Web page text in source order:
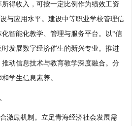
得收入，可按一定比例作为绩效工资
与应用水平。建设中等职业学校管理信
智能化教学、管理与服务平台。以“信
发展数字经济催生的新兴专业。推进
动信息技术与教育教学深度融合。分
学生信息素养。
励机制。立足青海经济社会发展需